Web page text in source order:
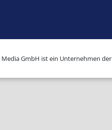
Media GmbH ist ein Unternehmen der